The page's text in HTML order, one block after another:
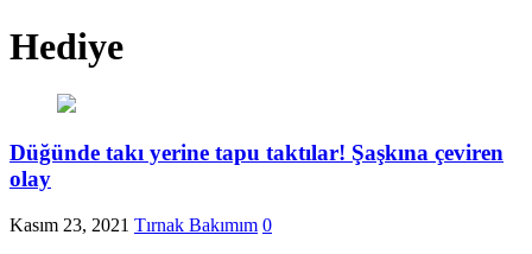
Hediye
Düğünde takı yerine tapu taktılar! Şaşkına çeviren
olay
Kasım 23, 2021 Tırnak Bakımım 0